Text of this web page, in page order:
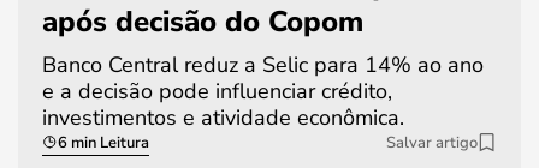
após decisão do Copom
Banco Central reduz a Selic para 14% ao ano
e a decisão pode influenciar crédito,
investimentos e atividade econômica.
6 min Leitura Salvar artigo